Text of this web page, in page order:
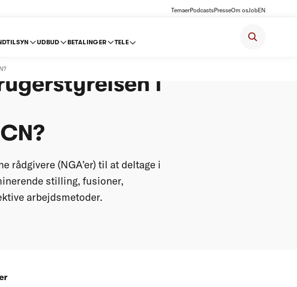
TemaerPodcastsPresseOm osJobEN
UDBUD BETALINGER TELE
i
rådgivere (NGA’er) til at deltage i
stilling, fusioner,
arbejdsmetoder.